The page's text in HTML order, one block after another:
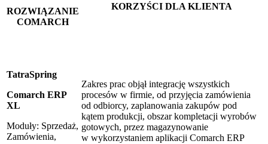
ROZWIĄZANIE
COMARCH
KORZYŚCI DLA KLIENTA
TatraSpring
Comarch ERP
XL
Moduły: Sprzedaż,
Zamówienia,
Zakres prac objął integrację wszystkich
procesów w firmie, od przyjęcia zamówienia
od odbiorcy, zaplanowania zakupów pod
kątem produkcji, obszar kompletacji wyrobów
gotowych, przez magazynowanie
w wykorzystaniem aplikacji Comarch ERP